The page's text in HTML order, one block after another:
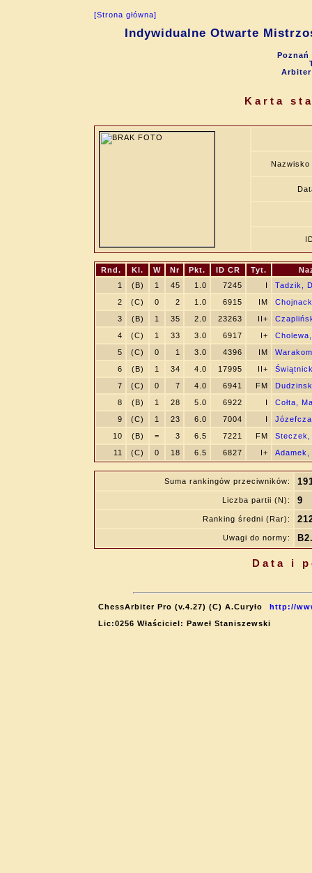
[Strona główna]
Indywidualne Otwarte
Poznań
Karta
Nazwisko
Rnd. Kl. W Nr Pkt. ID CR Tyt.
1
(B) 1 45 1.0 7245 I
Tadzik,
2
(C) 0 2 1.0 6915 IM
3
(B) 1 35 2.0 23263 II+
4
(C) 1 33 3.0 6917 I+
5
(C) 0 1 3.0 4396 IM
6
(B) 1 34 4.0 17995 II+
7
(C) 0 7 4.0 6941 FM
8
(B) 1 28 5.0 6922 I
Cołta,
9
(C) 1 23 6.0 7004 I
10
(B) = 3 6.5 7221 FM
11
(C) 0 18 6.5 6827 I+ Adamek,
Suma rankingów przeciwników:
Liczba partii (N): 9
Ranking średni (Rar):
Uwagi do normy:
Data i
ChessArbiter Pro (v.4.27) (C) A.Curyło
http://
Lic:0256 Właściciel: Paweł Staniszewski